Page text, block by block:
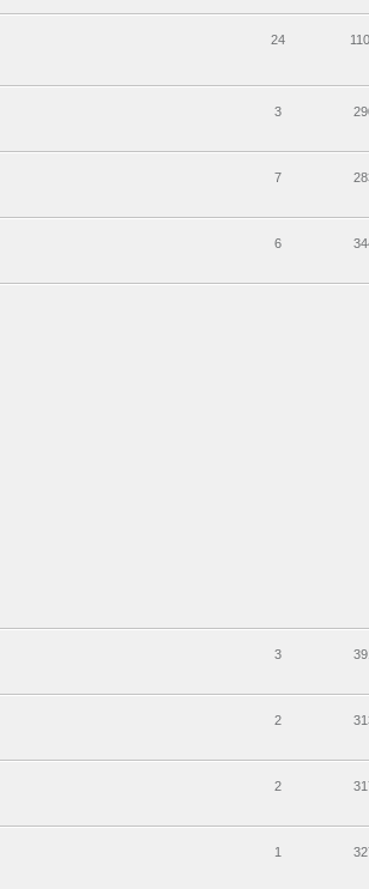
24
3
7
6
3
2
2
1